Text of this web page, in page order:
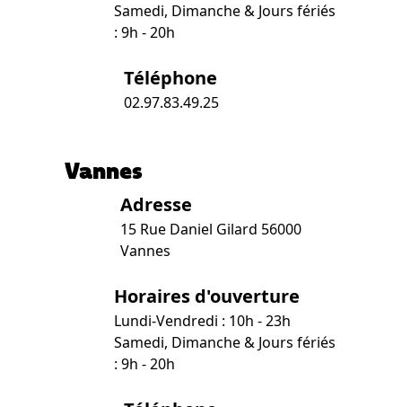
Samedi, Dimanche & Jours fériés
: 9h - 20h
Téléphone
02.97.83.49.25
Vannes
Adresse
15 Rue Daniel Gilard 56000
Vannes
Horaires d'ouverture
Lundi-Vendredi : 10h - 23h
Samedi, Dimanche & Jours fériés
: 9h - 20h